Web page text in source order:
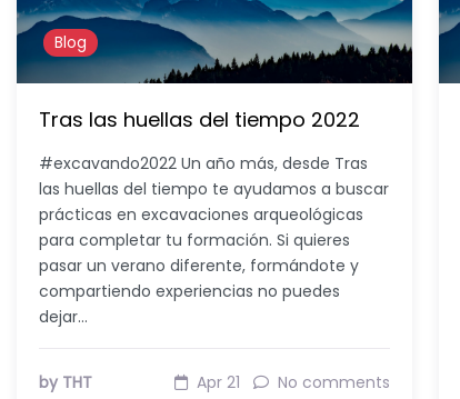
Blog
Tras las huellas del tiempo 2022
#excavando2022 Un año más, desde Tras
las huellas del tiempo te ayudamos a buscar
prácticas en excavaciones arqueológicas
para completar tu formación. Si quieres
pasar un verano diferente, formándote y
compartiendo experiencias no puedes
dejar…
by THT Apr 21 No comments